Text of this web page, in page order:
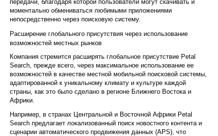
передачи, благодаря которой пользователи могут скачивать и
моментально обмениваться любимыми приложениями
непосредственно через поисковую систему.
Расширение глобального присутствия через использование
возможностей местных рынков
Компания стремится расширять глобальное присутствие Petal
Search, прежде всего, через максимальное использование ее
возможностей в качестве местной мобильной поисковой системы,
адаптированной к уникальному климату и культуре каждой
страны, как это было сделано в регионе Ближнего Востока и
Африки.
Например, в странах Центральной и Восточной Африки Petal
Search предлагает локализованный поиск новостного контента и
сценарии автоматического продвижения данных (APS), что